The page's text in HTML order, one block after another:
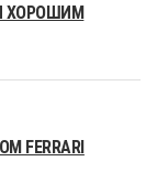
ХОРОШИМ
FERRARI